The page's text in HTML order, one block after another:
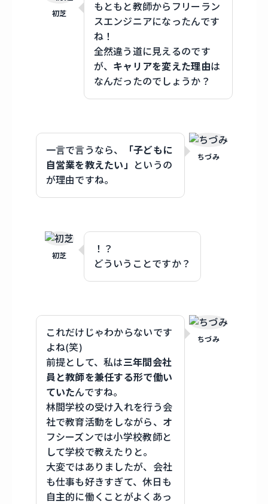
初芝
もともと教師からフリーラン
スエンジニアになったんです
ね！
全然違う道に見えるのです
が、 キャリアを変えた理由は
なんだったのでしょうか？
ちづみ
一言で言うなら、
「子どもに
自営業を教えたい」
というの
が理由ですね。
初芝
！？
どういうことですか？
ちづみ
これだけじゃわからないです
よね(笑)
前提として、私は三年間会社
員と教師を兼任する形で働い
ていたんですね。
林間学校の受け入れを行う会
社で教育活動をしながら、オ
フシーズンでは小学校教師と
して学校で教えたりと。
大変ではありましたが、会社
も仕事も好きすぎて、休日も
自主的に働くことがよくあっ